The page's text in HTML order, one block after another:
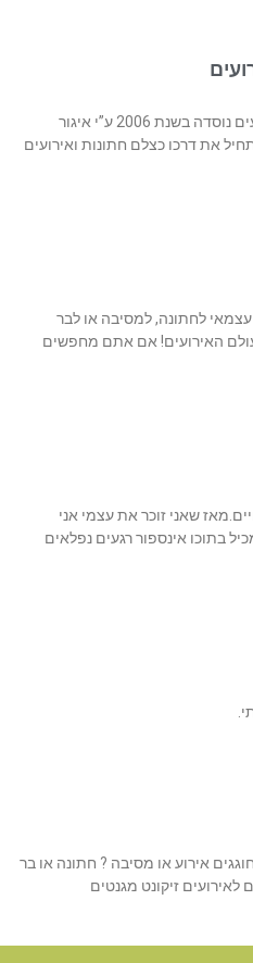
חברת IF PRODUCTION צילום אירועים נוסדה בשנת 2006 ע”י איגור
את דרכו כצלם חתונות ואירועים
לחתונה, למסיבה או לבר
האירועים! אם אתם מחפשים
דרך חיים.מאז שאני זוכר את עצמי אני
בתוכו אינספור רגעים נפלאים
! ! ! חוגגים אירוע או מסיבה ? חתונה או בר
לאירועים זיקונט מגנטים